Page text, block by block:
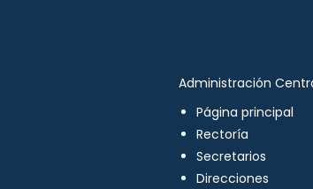
Administración
Página principal
Rectoría
Secretarios
Direcciones